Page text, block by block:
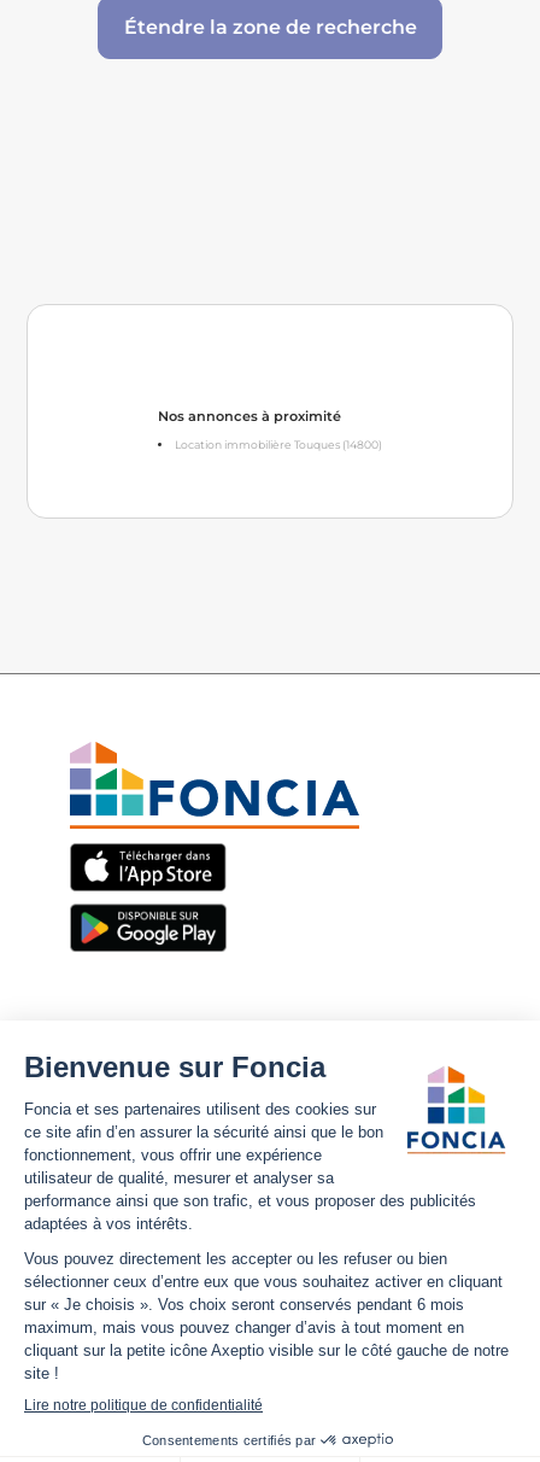
Étendre la zone de recherche
Nos annonces à proximité
Location immobilière Touques (14800)
Foncia
Carrières
Nos offres d'emplois
Espace presse
Foncia inside
Avis clients
Partenaires
Notre site
Mentions légales
Politique Foncia de protection
des données
Conformité
Politique relative aux cookies
et autres traceurs
Sécurité informatique
Déclaration d'accessibilité
Infos utiles
Nous contacter Facebook